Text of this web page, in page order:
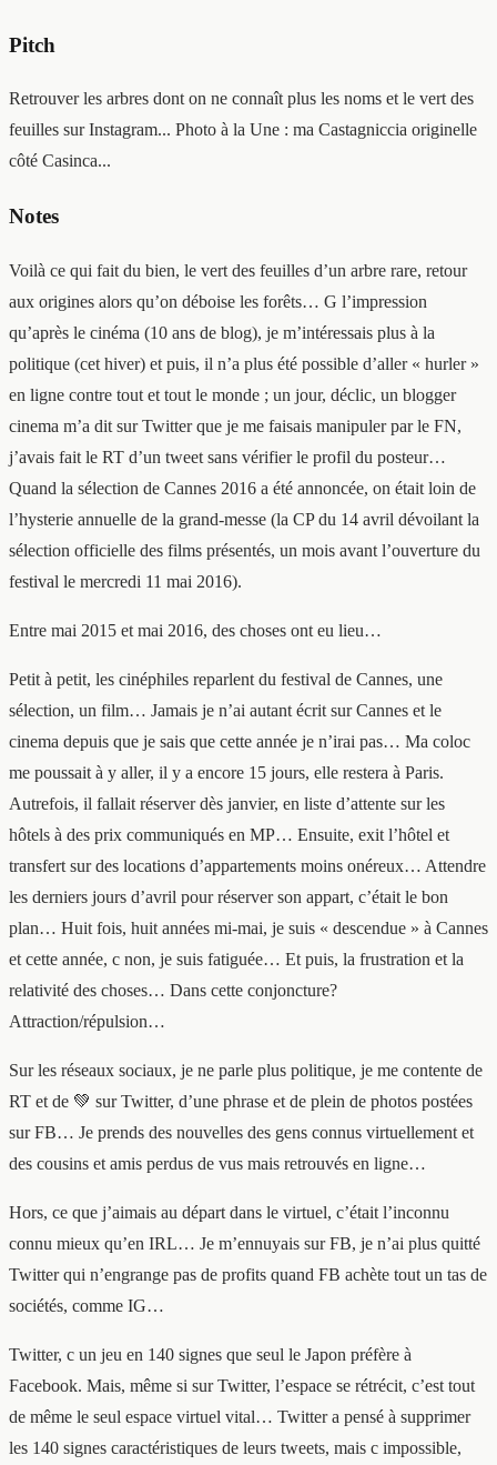
Pitch
Retrouver les arbres dont on ne connaît plus les noms et le vert des
feuilles sur Instagram... Photo à la Une : ma Castagniccia originelle
côté Casinca...
Notes
Voilà ce qui fait du bien, le vert des feuilles d’un arbre rare, retour
aux origines alors qu’on déboise les forêts… G l’impression
qu’après le cinéma (10 ans de blog), je m’intéressais plus à la
politique (cet hiver) et puis, il n’a plus été possible d’aller « hurler »
en ligne contre tout et tout le monde ; un jour, déclic, un blogger
cinema m’a dit sur Twitter que je me faisais manipuler par le FN,
j’avais fait le RT d’un tweet sans vérifier le profil du posteur…
Quand la sélection de Cannes 2016 a été annoncée, on était loin de
l’hysterie annuelle de la grand-messe (la CP du 14 avril dévoilant la
sélection officielle des films présentés, un mois avant l’ouverture du
festival le mercredi 11 mai 2016).
Entre mai 2015 et mai 2016, des choses ont eu lieu…
Petit à petit, les cinéphiles reparlent du festival de Cannes, une
sélection, un film… Jamais je n’ai autant écrit sur Cannes et le
cinema depuis que je sais que cette année je n’irai pas… Ma coloc
me poussait à y aller, il y a encore 15 jours, elle restera à Paris.
Autrefois, il fallait réserver dès janvier, en liste d’attente sur les
hôtels à des prix communiqués en MP… Ensuite, exit l’hôtel et
transfert sur des locations d’appartements moins onéreux… Attendre
les derniers jours d’avril pour réserver son appart, c’était le bon
plan… Huit fois, huit années mi-mai, je suis « descendue » à Cannes
et cette année, c non, je suis fatiguée… Et puis, la frustration et la
relativité des choses… Dans cette conjoncture?
Attraction/répulsion…
Sur les réseaux sociaux, je ne parle plus politique, je me contente de
RT et de 💚 sur Twitter, d’une phrase et de plein de photos postées
sur FB… Je prends des nouvelles des gens connus virtuellement et
des cousins et amis perdus de vus mais retrouvés en ligne…
Hors, ce que j’aimais au départ dans le virtuel, c’était l’inconnu
connu mieux qu’en IRL… Je m’ennuyais sur FB, je n’ai plus quitté
Twitter qui n’engrange pas de profits quand FB achète tout un tas de
sociétés, comme IG…
Twitter, c un jeu en 140 signes que seul le Japon préfère à
Facebook. Mais, même si sur Twitter, l’espace se rétrécit, c’est tout
de même le seul espace virtuel vital… Twitter a pensé à supprimer
les 140 signes caractéristiques de leurs tweets, mais c impossible,